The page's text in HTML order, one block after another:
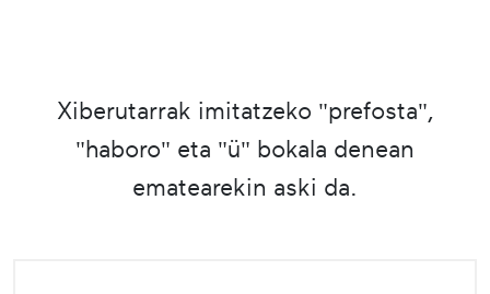
Xiberutarrak imitatzeko "prefosta",
"haboro" eta "ü" bokala denean
ematearekin aski da.